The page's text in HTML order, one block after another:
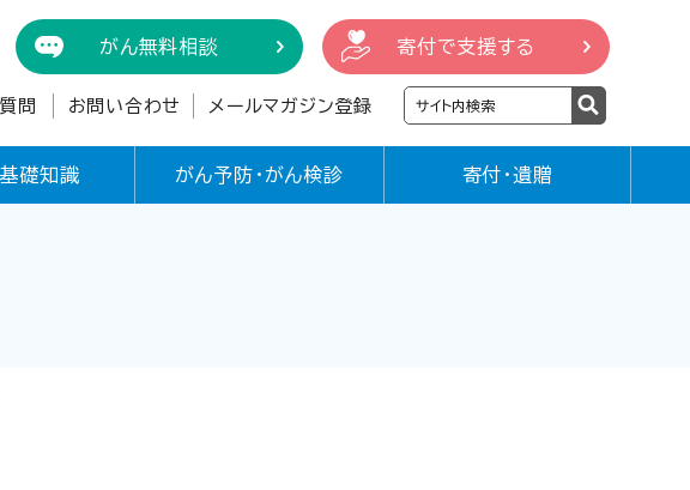
がん無料相談 寄付で支援する
問 お問い合わせ メールマガジン登録
礎知識 がん予防・がん検診 寄付・遺贈